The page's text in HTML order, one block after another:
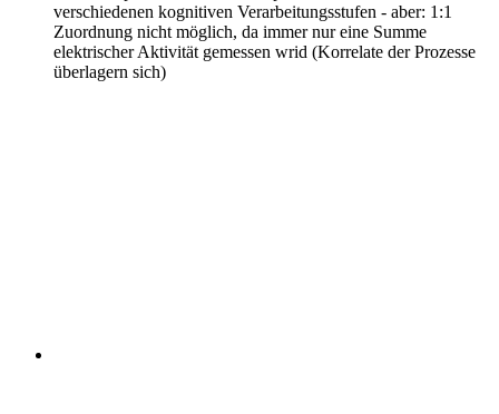
verschiedenen kognitiven Verarbeitungsstufen - aber: 1:1
Zuordnung nicht möglich, da immer nur eine Summe
elektrischer Aktivität gemessen wrid (Korrelate der Prozesse
überlagern sich)